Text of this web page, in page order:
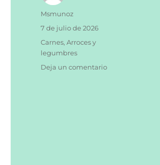
Autor
Msmunoz
Publicado
el
7 de julio de 2026
Categorías
Carnes,Arroces y
legumbres
Deja un comentarioen